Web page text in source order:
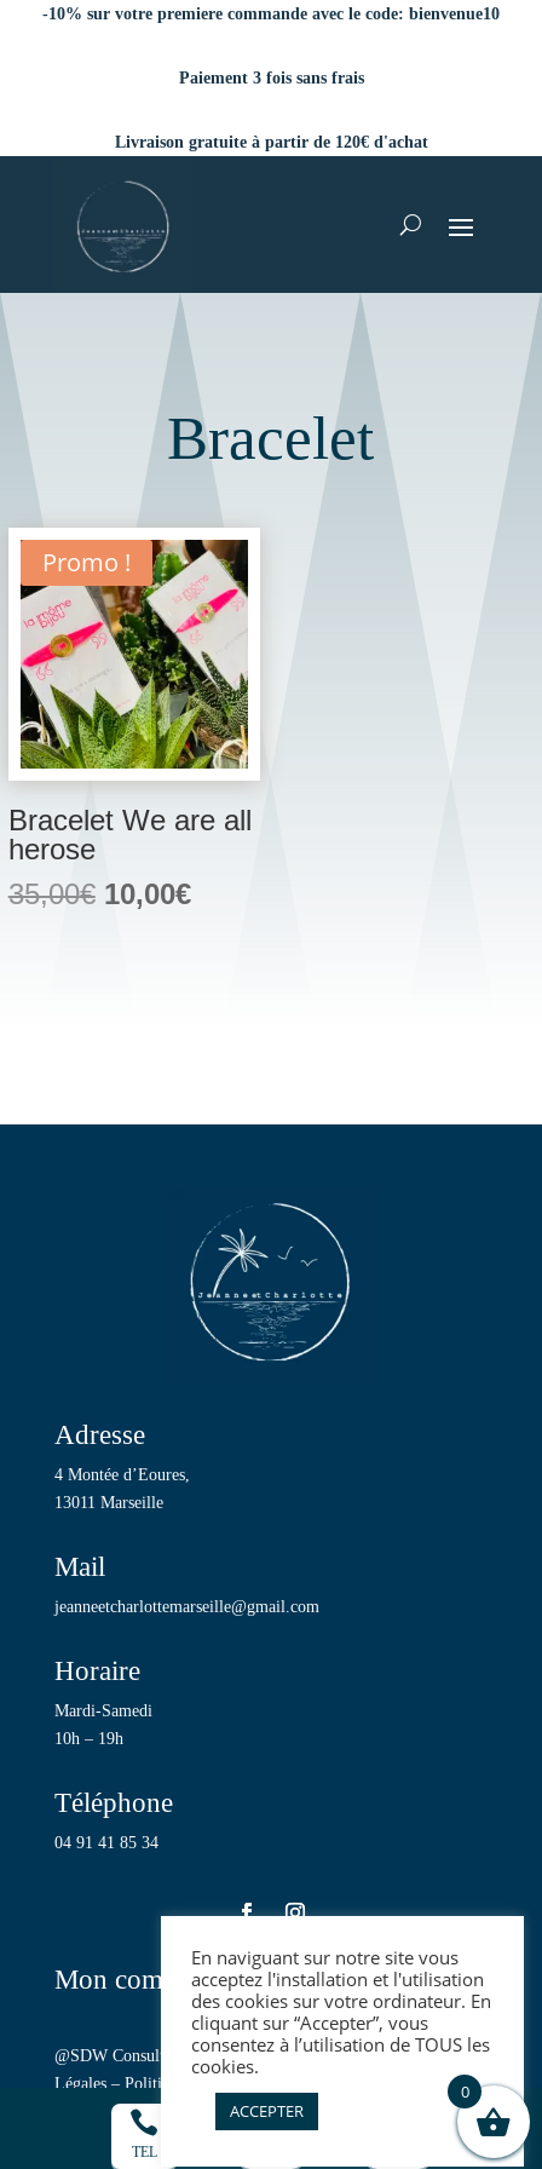
-10% sur votre premiere commande avec le code: bienvenue10
Paiement 3 fois sans frais
Livraison gratuite à partir de 120€ d'achat
Bracelet
Promo !
Bracelet We are all
herose
35,00€ Le
10,00€Le

TEL

Adresse
4 Montée d’Eoures,
13011 Marseille
Mail
jeanneetcharlottemarseille@gmail.com
Horaire
Mardi-Samedi
10h – 19h
Téléphone
04 91 41 85 34
Mon compte
@SDW Consulting , copyright Jeanne et Charlotte – Mentions
Légales– Politique de confidentialité
En naviguant sur notre site vous
acceptez l'installation et l'utilisation
des cookies sur votre ordinateur. En
cliquant sur “Accepter”, vous
consentez à l’utilisation de TOUS les
cookies.
ACCEPTER
0